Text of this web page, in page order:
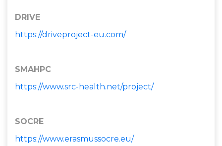
DRIVE
https://driveproject-eu.com/
SMAHPC
https://www.src-health.net/project/
SOCRE
https://www.erasmussocre.eu/